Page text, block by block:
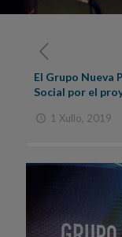
El Grupo Nueva
Social por el
1 Xullo, 2019